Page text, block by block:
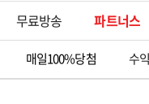
무료방송 파트너스
매일100%당첨 수